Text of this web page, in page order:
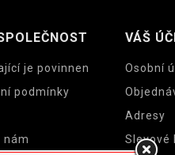
je povinnen
podmínky
nám
VÁŠ
Osobní
Adresy
Slevové